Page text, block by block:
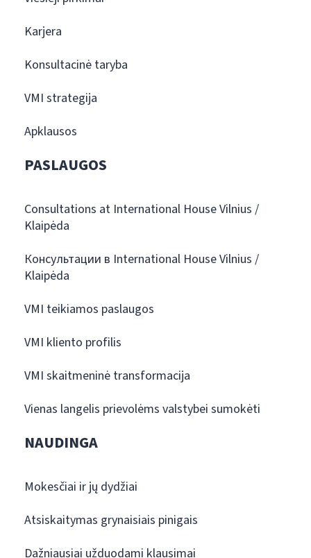
Karjera
Konsultacinė taryba
VMI strategija
Apklausos
PASLAUGOS
Consultations at International House Vilnius /
Klaipėda
Консультации в International House Vilnius /
Klaipėda
VMI teikiamos paslaugos
VMI kliento profilis
VMI skaitmeninė transformacija
Vienas langelis prievolėms valstybei sumokėti
NAUDINGA
Mokesčiai ir jų dydžiai
Atsiskaitymas grynaisiais pinigais
Dažniausiai užduodami klausimai